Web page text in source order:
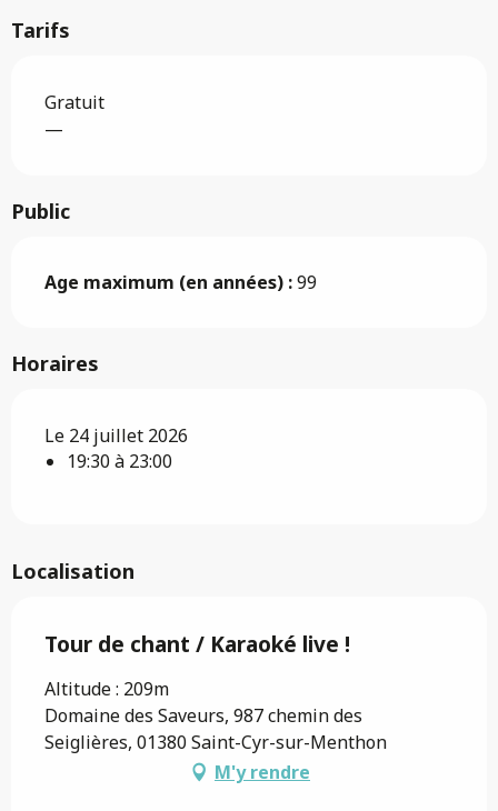
Tarifs
Gratuit
—
Public
Age maximum (en années) :99
Horaires
Le 24 juillet 2026
19:30 à 23:00
Localisation
Tour de chant / Karaoké live !
Altitude : 209m
Domaine des Saveurs, 987 chemin des
Seiglières, 01380 Saint-Cyr-sur-Menthon
M'y rendre